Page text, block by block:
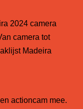
actioncam mee.